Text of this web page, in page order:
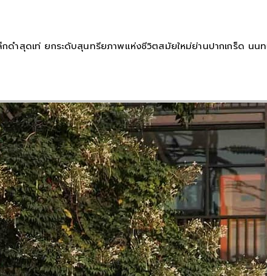
ำสุดเท่ ยกระดับสุนทรียภาพแห่งชีวิตสมัยใหม่ย่านปากเกร็ด นน